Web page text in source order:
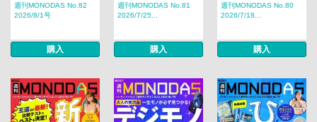
週刊MONODAS No.82
2026/8/1号
購入
週刊MONODAS No.81
2026/7/25...
購入
週刊MONODAS No.80
2026/7/18...
購入